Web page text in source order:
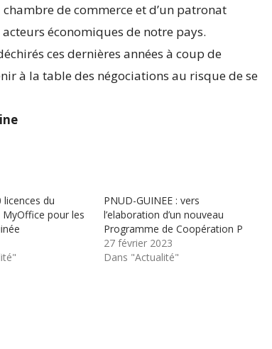
de commerce et d’un patronat
économiques de notre pays.
ces dernières années à coup de
à la table des négociations au risque de se
licences du
pour les
PNUD-GUINEE : vers
l’elaboration d’un nouveau
Programme de Coopération P
27 février 2023
Dans "Actualité"